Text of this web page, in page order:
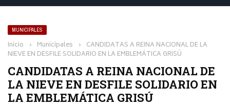
MUNICIPALES
Inicio › Municipales › CANDIDATAS A REINA NACIONAL DE LA
NIEVE EN DESFILE SOLIDARIO EN LA EMBLEMÁTICA GRISÚ
CANDIDATAS A REINA NACIONAL DE
LA NIEVE EN DESFILE SOLIDARIO EN
LA EMBLEMÁTICA GRISÚ